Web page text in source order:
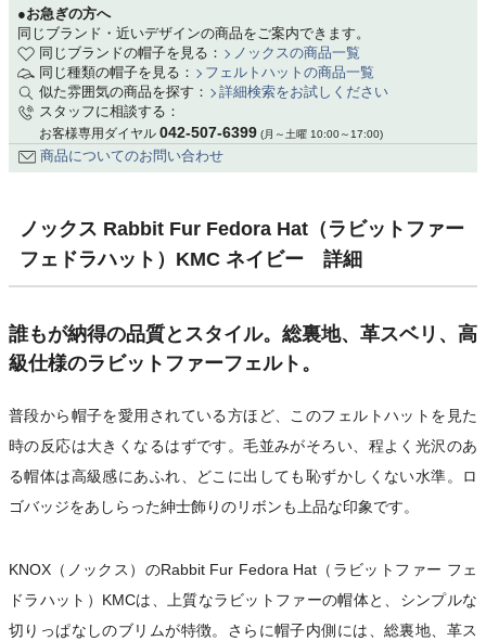
●お急ぎの方へ
同じブランド・近いデザインの商品をご案内できます。
同じブランドの帽子を見る：
ノックスの商品一覧
同じ種類の帽子を見る：
フェルトハットの商品一覧
似た雰囲気の商品を探す：
詳細検索をお試しください
スタッフに相談する：
お客様専用ダイヤル 042-507-6399 (月～土曜 10:00～17:00)
商品についてのお問い合わせ
ノックス Rabbit Fur Fedora Hat（ラビットファー
フェドラハット）KMC ネイビー 詳細
誰もが納得の品質とスタイル。総裏地、革スベリ、高
級仕様のラビットファーフェルト。
普段から帽子を愛用されている方ほど、このフェルトハットを見た
時の反応は大きくなるはずです。毛並みがそろい、程よく光沢のあ
る帽体は高級感にあふれ、どこに出しても恥ずかしくない水準。ロ
ゴバッジをあしらった紳士飾りのリボンも上品な印象です。
KNOX（ノックス）のRabbit Fur Fedora Hat（ラビットファー フェ
ドラハット）KMCは、上質なラビットファーの帽体と、シンプルな
切りっぱなしのブリムが特徴。さらに帽子内側には、総裏地、革ス